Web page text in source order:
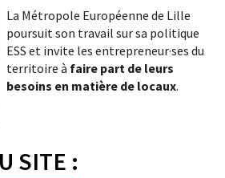
La Métropole Européenne de Lille
poursuit son travail sur sa politique
ESS et invite les entrepreneur·ses du
territoire à faire part de leurs
besoins en matière de locaux.
SITE :